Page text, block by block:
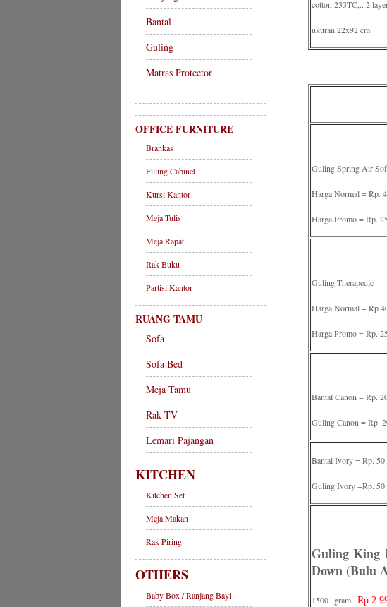
Bantal
Guling
Matras Protector
OFFICE FURNITURE
Brankas
Filling Cabinet
Kursi Kantor
Meja Tulis
Meja Rapat
Rak Buku
Partisi Kantor
RUANG TAMU
Sofa
Sofa Bed
Meja Tamu
Rak TV
Lemari Pajangan
KITCHEN
Kitchen Set
Meja Makan
Rak Piring
OTHERS
Baby Box / Ranjang Bayi
cotton 233TC,.. 2
ukuran 22x92 cm
Guling Spring Air
Harga Normal = Rp.
Harga Promo = Rp.
Guling Therapedic
Harga Normal =
Harga Promo = Rp.
Bantal Canon = Rp.
Guling Canon = Rp.
Bantal Ivory = Rp.
Guling Ivory =Rp.
Guling King
Down (Bulu
1500 gram